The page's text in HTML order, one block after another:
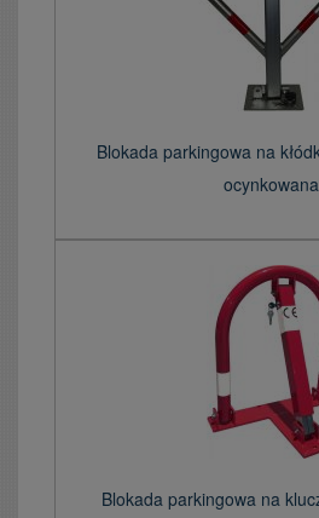
Blokada parkingowa na
ocynkowana
Blokada parkingowa na